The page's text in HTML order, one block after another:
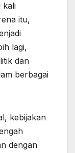
kali
itu,
lagi,
dan
berbagai
kebijakan
dengan